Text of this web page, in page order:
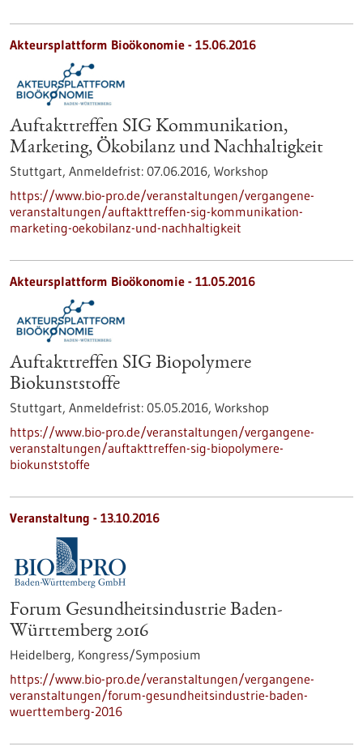
Akteursplattform Bioökonomie - 15.06.2016
Auftakttreffen SIG Kommunikation,
Marketing, Ökobilanz und Nachhaltigkeit
Stuttgart, Anmeldefrist: 07.06.2016, Workshop
https://www.bio-pro.de/veranstaltungen/vergangene-
veranstaltungen/auftakttreffen-sig-kommunikation-
marketing-oekobilanz-und-nachhaltigkeit
Akteursplattform Bioökonomie - 11.05.2016
Auftakttreffen SIG Biopolymere
Biokunststoffe
Stuttgart, Anmeldefrist: 05.05.2016, Workshop
https://www.bio-pro.de/veranstaltungen/vergangene-
veranstaltungen/auftakttreffen-sig-biopolymere-
biokunststoffe
Veranstaltung - 13.10.2016
Forum Gesundheitsindustrie Baden-
Württemberg 2016
Heidelberg, Kongress/Symposium
https://www.bio-pro.de/veranstaltungen/vergangene-
veranstaltungen/forum-gesundheitsindustrie-baden-
wuerttemberg-2016